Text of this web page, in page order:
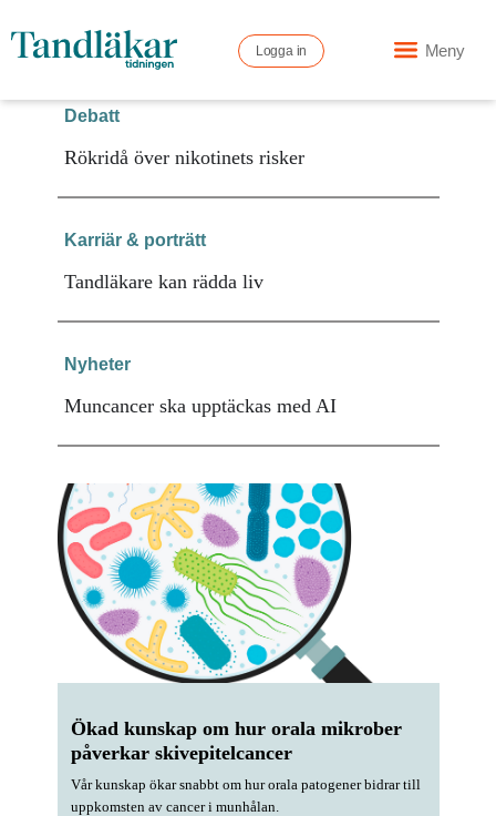
Logga in Meny
Ökad kunskap om hur orala mikrober
påverkar skivepitelcancer
Vår kunskap ökar snabbt om hur orala patogener bidrar till
uppkomsten av cancer i munhålan.
Rökridå över nikotinets risker
Debatt
Tandläkare kan rädda liv
Karriär & porträtt
Muncancer ska upptäckas med AI
Nyheter